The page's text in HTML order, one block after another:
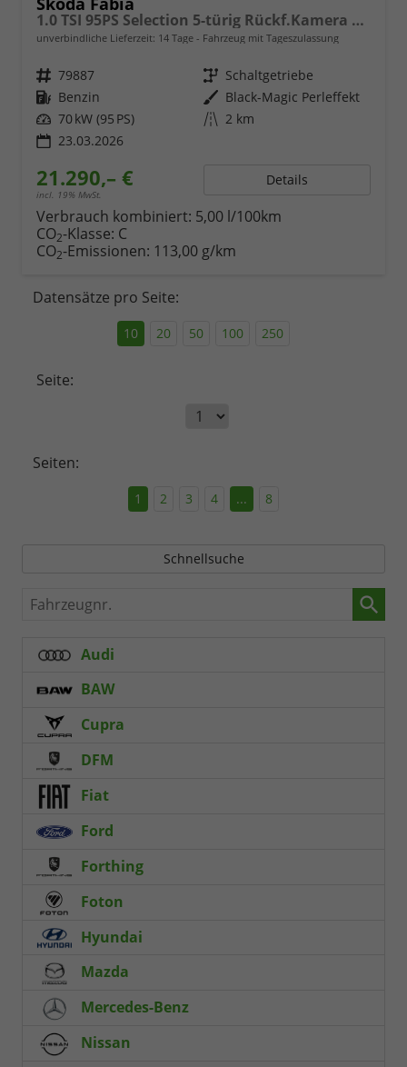
1.0 TSI 95PS Selection 5-türig Rückf.Kamera Parksensoren Sitzheizung Multifunktionslenkrad Klima Skoda-Radio Bluetooth Touchscreen Tempomat Nebelsch. Apple CarPlay + Android Auto
unverbindliche Lieferzeit: 14 Tage Fahrzeug mit Tageszulassung
Fahrzeugnr. 79887 Getriebe Schaltgetriebe
Kraftstoff Benzin Außenfarbe Black-Magic Perleffekt
Leistung 70 kW (95 PS) Kilometerstand 2 km
23.03.2026
21.290,– €
incl. 19% MwSt.
Details
Verbrauch kombiniert: 5,00 l/100km
CO2-Klasse: C
CO2-Emissionen: 113,00 g/km
Datensätze pro Seite:
10 20 50 100 250
Seite:
Seiten:
1 2 3 4 ... 8
Schnellsuche
Fahrzeugnr.
Audi
BAW
Cupra
DFM
Fiat
Ford
Forthing
Foton
Hyundai
Mazda
Mercedes-Benz
Nissan